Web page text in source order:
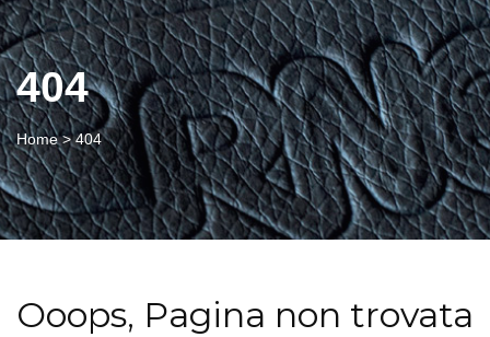
404
Home >404
Ooops, Pagina non trovata